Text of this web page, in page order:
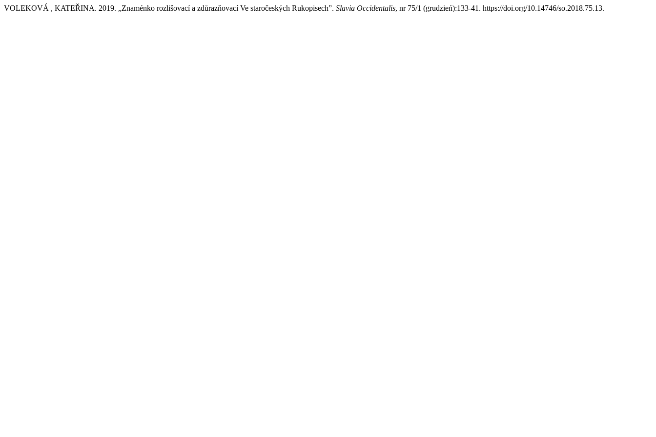
VOLEKOVÁ , KATEŘINA. 2019. „Znaménko rozlišovací a zdůrazňovací Ve staročeských Rukopisech”. Slavia Occidentalis, nr 75/1 (grudzień):133-41. https://doi.org/10.14746/so.2018.75.13.